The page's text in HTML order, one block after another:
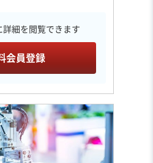
詳細を閲覧できます
会員登録